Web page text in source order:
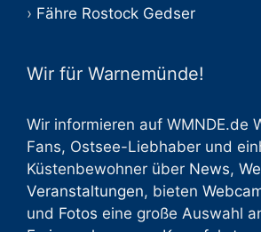
Fähre Rostock Gedser
Wir für Warnemünde!
Wir informieren auf WMNDE.de
Fans, Ostsee-Liebhaber und
Küstenbewohner über News,
Veranstaltungen, bieten
und Fotos eine große Auswahl